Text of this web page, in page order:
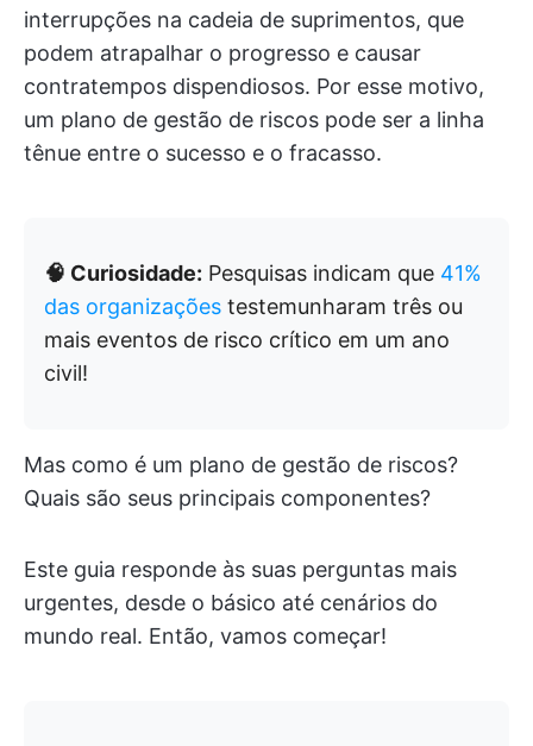
interrupções na cadeia de suprimentos, que
podem atrapalhar o progresso e causar
contratempos dispendiosos. Por esse motivo,
um plano de gestão de riscos pode ser a linha
tênue entre o sucesso e o fracasso.
🧠 Curiosidade: Pesquisas indicam que 41%
das organizações testemunharam três ou
mais eventos de risco crítico em um ano
civil!
Mas como é um plano de gestão de riscos?
Quais são seus principais componentes?
Este guia responde às suas perguntas mais
urgentes, desde o básico até cenários do
mundo real. Então, vamos começar!